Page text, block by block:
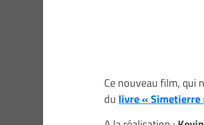
Ce nouveau film, qui
du livre « Simetierre